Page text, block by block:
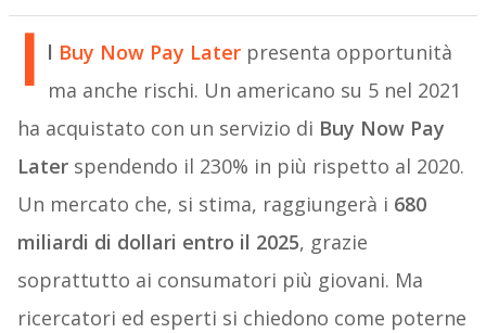
I l Buy Now Pay Laterpresenta opportunità
ma anche rischi. Un americano su 5 nel 2021
ha acquistato con un servizio di Buy Now Pay
Laterspendendo il 230% in più rispetto al 2020.
Un mercato che, si stima, raggiungerà i 680
miliardi di dollari entro il 2025, grazie
soprattutto ai consumatori più giovani. Ma
ricercatori ed esperti si chiedono come poterne